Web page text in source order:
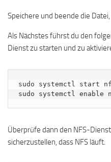
Speichere und beende die
Als Nächstes führst du den
Dienst zu starten und zu
sudo systemctl start
sudo systemctl enable
Überprüfe dann den NFS-
sicherzustellen, dass NFS läuft.